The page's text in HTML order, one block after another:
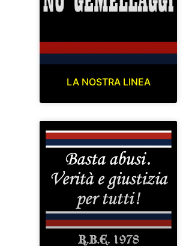
LA NOSTRA LINEA